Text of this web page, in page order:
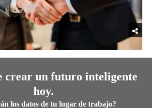
crear un futuro inteligente
hoy.
los datos de tu lugar de trabajo?